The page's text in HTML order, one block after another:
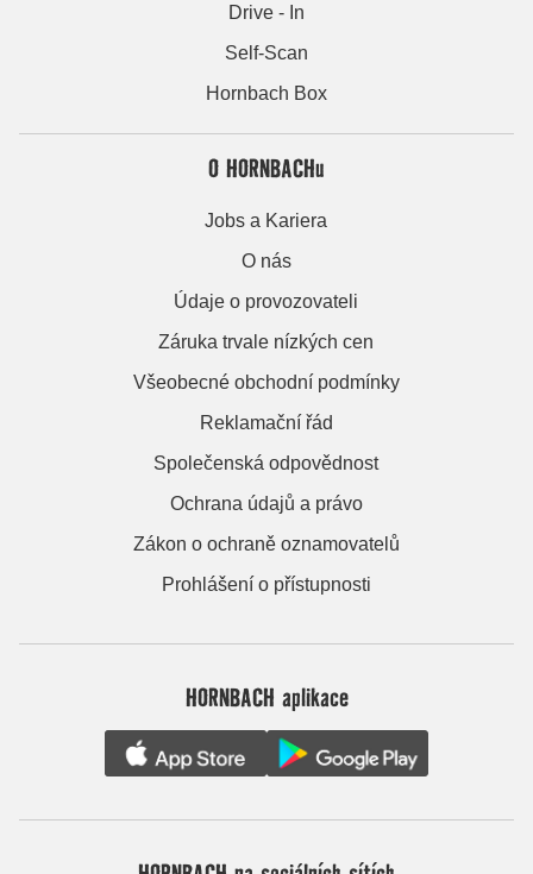
Drive - In
Self-Scan
Hornbach Box
O HORNBACHu
Jobs a Kariera
O nás
Údaje o provozovateli
Záruka trvale nízkých cen
Všeobecné obchodní podmínky
Reklamační řád
Společenská odpovědnost
Ochrana údajů a právo
Zákon o ochraně oznamovatelů
Prohlášení o přístupnosti
HORNBACH aplikace